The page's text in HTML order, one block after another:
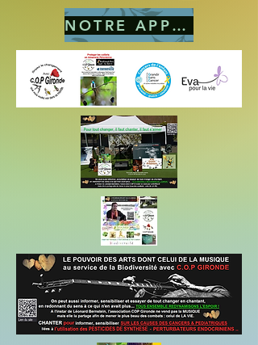
NOTRE APPUI MUSICAL